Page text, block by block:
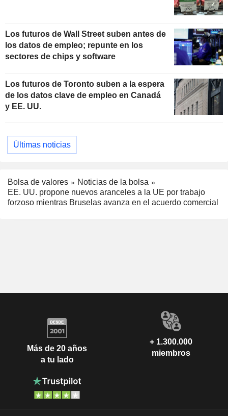
Los futuros de Wall Street suben antes de
los datos de empleo; repunte en los
sectores de chips y software
Los futuros de Toronto suben a la espera
de los datos clave de empleo en Canadá
y EE. UU.
Últimas noticias
Bolsa de valores
Noticias de la bolsa
EE. UU. propone nuevos aranceles a la UE por trabajo
forzoso mientras Bruselas avanza en el acuerdo comercial
Más de 20 años
a tu lado
+ 1.300.000
miembros